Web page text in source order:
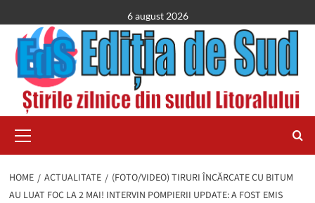
to
content
6 august 2026
Menu
HOME ACTUALITATE
(FOTO/VIDEO) TIRURI ÎNCĂRCATE CU BITUM
AU LUAT FOC LA 2 MAI! INTERVIN POMPIERII UPDATE: A FOST EMIS